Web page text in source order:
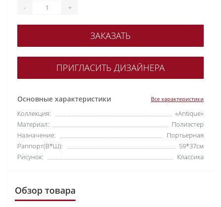
Основные характеристики Все характеристики
Коллекция:
«Antique»
Материал:
Полиэстер
Назначение:
Портьерная
Раппорт(В*Ш):
59*37см
Рисунок:
Классика
- +
ЗАКАЗАТЬ
ПРИГЛАСИТЬ ДИЗАЙНЕРА
Обзор товара